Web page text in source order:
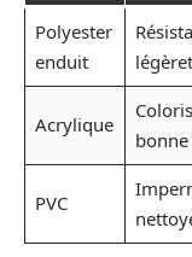
Polyester
enduit
Acrylique
PVC